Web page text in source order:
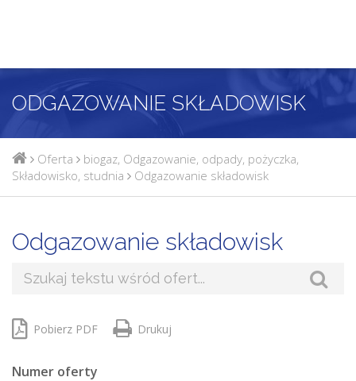
ODGAZOWANIE SKŁADOWISK
Oferta biogaz, Odgazowanie, odpady, pożyczka,
Składowisko, studnia Odgazowanie składowisk
Odgazowanie składowisk
Pobierz PDF Drukuj
Numer oferty